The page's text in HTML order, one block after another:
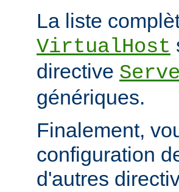
La liste
VirtualHost
directive
génériques.
Finalement,
configuration
d'autres